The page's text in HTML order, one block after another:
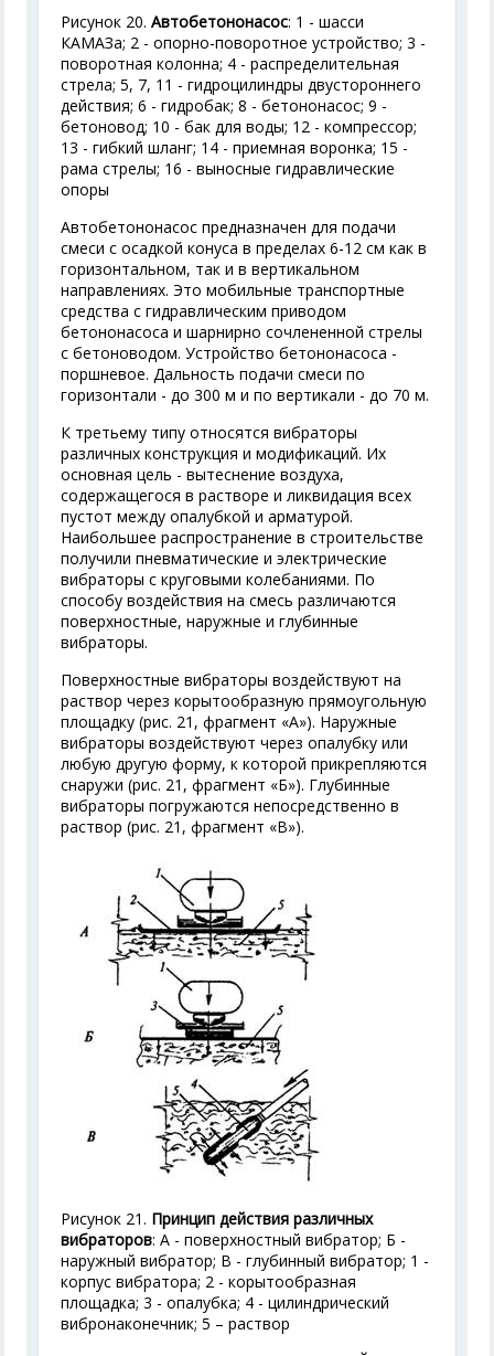
Рисунок 20. Автобетононасос: 1 - шасси
КАМАЗа; 2 - опорно-поворотное устройство; 3 -
поворотная колонна; 4 - распределительная
стрела; 5, 7, 11 - гидроцилиндры двустороннего
действия; 6 - гидробак; 8 - бетононасос; 9 -
бетоновод; 10 - бак для воды; 12 - компрессор;
13 - гибкий шланг; 14 - приемная воронка; 15 -
рама стрелы; 16 - выносные гидравлические
опоры
Автобетононасос предназначен для подачи
смеси с осадкой конуса в пределах 6-12 см как в
горизонтальном, так и в вертикальном
направлениях. Это мобильные транспортные
средства с гидравлическим приводом
бетононасоса и шарнирно сочлененной стрелы
с бетоноводом. Устройство бетононасоса -
поршневое. Дальность подачи смеси по
горизонтали - до 300 м и по вертикали - до 70 м.
К третьему типу относятся вибраторы
различных конструкция и модификаций. Их
основная цель - вытеснение воздуха,
содержащегося в растворе и ликвидация всех
пустот между опалубкой и арматурой.
Наибольшее распространение в строительстве
получили пневматические и электрические
вибраторы с круговыми колебаниями. По
способу воздействия на смесь различаются
поверхностные, наружные и глубинные
вибраторы.
Поверхностные вибраторы воздействуют на
раствор через корытообразную прямоугольную
площадку (рис. 21, фрагмент «А»). Наружные
вибраторы воздействуют через опалубку или
любую другую форму, к которой прикрепляются
снаружи (рис. 21, фрагмент «Б»). Глубинные
вибраторы погружаются непосредственно в
раствор (рис. 21, фрагмент «В»).
Рисунок 21. Принцип действия различных
вибраторов: А - поверхностный вибратор; Б -
наружный вибратор; В - глубинный вибратор; 1 -
корпус вибратора; 2 - корытообразная
площадка; 3 - опалубка; 4 - цилиндрический
вибронаконечник; 5 – раствор